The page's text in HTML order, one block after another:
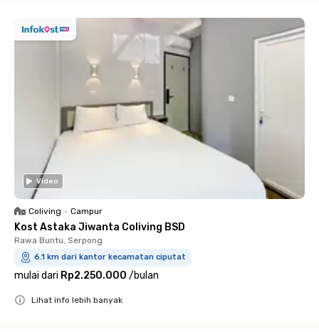
Video
Coliving • Campur
Kost Astaka Jiwanta Coliving BSD
Rawa Buntu, Serpong
6.1 km dari kantor kecamatan ciputat
mulai dari Rp2.250.000 /bulan
Lihat info lebih banyak